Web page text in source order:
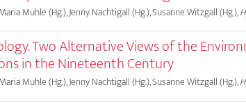
Muhle (Hg.), Jenny Nachtigall (Hg.), Susanne Witzgall (Hg.),
Two Alternative Views of the
in the Nineteenth Century
Muhle (Hg.), Jenny Nachtigall (Hg.), Susanne Witzgall (Hg.),